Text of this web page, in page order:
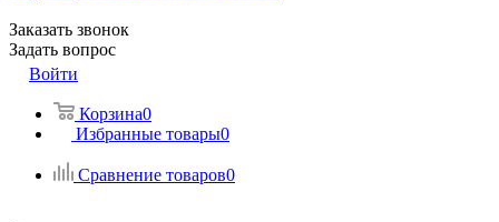
Заказать звонок
Задать вопрос
Войти
Корзина0
Избранные товары0
Сравнение товаров0